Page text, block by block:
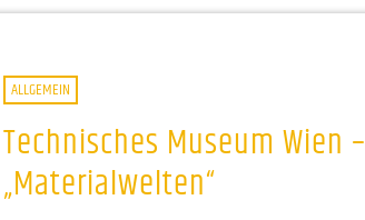
ALLGEMEIN
Technisches Museum Wien –
„Materialwelten“